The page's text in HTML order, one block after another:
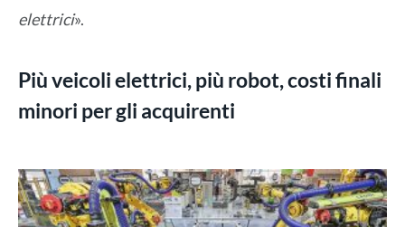
elettrici».
Più veicoli elettrici, più robot, costi finali
minori per gli acquirenti